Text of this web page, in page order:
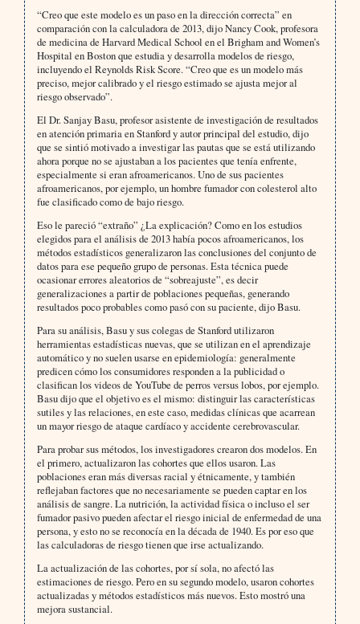
“Creo que este modelo es un paso en la dirección correcta” en
comparación con la calculadora de 2013, dijo Nancy Cook, profesora
de medicina de Harvard Medical School en el Brigham and Women’s
Hospital en Boston que estudia y desarrolla modelos de riesgo,
incluyendo el Reynolds Risk Score. “Creo que es un modelo más
preciso, mejor calibrado y el riesgo estimado se ajusta mejor al
riesgo observado”.
El Dr. Sanjay Basu, profesor asistente de investigación de resultados
en atención primaria en Stanford y autor principal del estudio, dijo
que se sintió motivado a investigar las pautas que se está utilizando
ahora porque no se ajustaban a los pacientes que tenía enfrente,
especialmente si eran afroamericanos. Uno de sus pacientes
afroamericanos, por ejemplo, un hombre fumador con colesterol alto
fue clasificado como de bajo riesgo.
Eso le pareció “extraño” ¿La explicación? Como en los estudios
elegidos para el análisis de 2013 había pocos afroamericanos, los
métodos estadísticos generalizaron las conclusiones del conjunto de
datos para ese pequeño grupo de personas. Esta técnica puede
ocasionar errores aleatorios de “sobreajuste”, es decir
generalizaciones a partir de poblaciones pequeñas, generando
resultados poco probables como pasó con su paciente, dijo Basu.
Para su análisis, Basu y sus colegas de Stanford utilizaron
herramientas estadísticas nuevas, que se utilizan en el aprendizaje
automático y no suelen usarse en epidemiología: generalmente
predicen cómo los consumidores responden a la publicidad o
clasifican los videos de YouTube de perros versus lobos, por ejemplo.
Basu dijo que el objetivo es el mismo: distinguir las características
sutiles y las relaciones, en este caso, medidas clínicas que acarrean
un mayor riesgo de ataque cardíaco y accidente cerebrovascular.
Para probar sus métodos, los investigadores crearon dos modelos. En
el primero, actualizaron las cohortes que ellos usaron. Las
poblaciones eran más diversas racial y étnicamente, y también
reflejaban factores que no necesariamente se pueden captar en los
análisis de sangre. La nutrición, la actividad física o incluso el ser
fumador pasivo pueden afectar el riesgo inicial de enfermedad de una
persona, y esto no se reconocía en la década de 1940. Es por eso que
las calculadoras de riesgo tienen que irse actualizando.
La actualización de las cohortes, por sí sola, no afectó las
estimaciones de riesgo. Pero en su segundo modelo, usaron cohortes
actualizadas y métodos estadísticos más nuevos. Esto mostró una
mejora sustancial.